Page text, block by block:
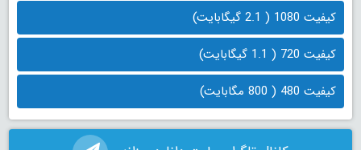
کیفیت 1080 ( 2.1 گیگابایت)
کیفیت 720 ( 1.1 گیگابایت)
کیفیت 480 ( 800 مگابایت)